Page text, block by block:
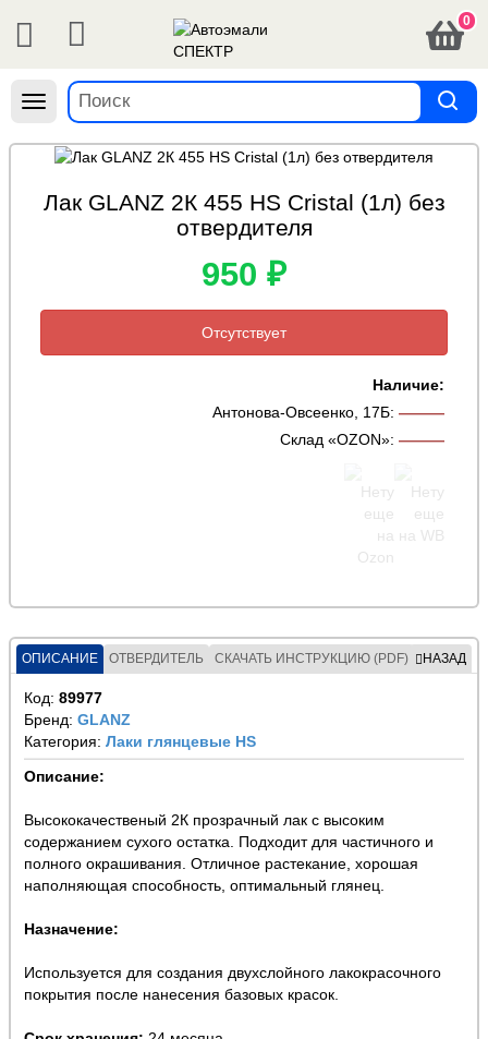
0
Навигация
Лак GLANZ 2К 455 HS Cristal (1л) без
отвердителя
950 ₽
Отсутствует
Наличие:
Антонова-Овсеенко, 17Б: ———
Склад «OZON»: ———
ОПИСАНИЕ ОТВЕРДИТЕЛЬ СКАЧАТЬ ИНСТРУКЦИЮ (PDF) НАЗАД
Код: 89977
Бренд: GLANZ
Категория: Лаки глянцевые HS
Описание:
Высококачественый 2К прозрачный лак с высоким
содержанием сухого остатка. Подходит для частичного и
полного окрашивания. Отличное растекание, хорошая
наполняющая способность, оптимальный глянец.
Назначение:
Используется для создания двухслойного лакокрасочного
покрытия после нанесения базовых красок.